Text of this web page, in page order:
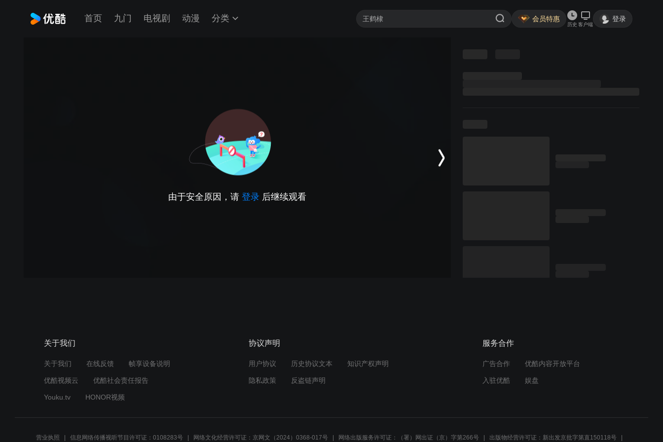
首页 九门 电视剧 动漫 分类 会员特惠
历史 客户端
登录
由于安全原因，请 登录 后继续观看
关于我们
关于我们 在线反馈 帧享设备说明
优酷视频云 优酷社会责任报告
Youku.tv HONOR视频
协议声明
用户协议 历史协议文本 知识产权声明
隐私政策 反盗链声明
服务合作
广告合作 优酷内容开放平台
入驻优酷 娱盘
营业执照 信息网络传播视听节目许可证：0108283号 网络文化经营许可证：京网文（2024）0368-017号 网络出版服务许可证：（署）网出证（京）字第266号 出版物经营许可证：新出发京批字第直150118号